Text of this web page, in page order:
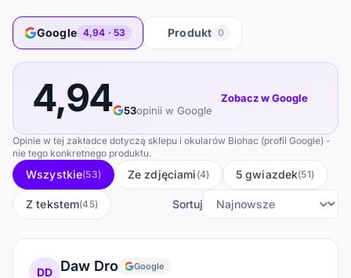
Google 4,94 · 53 Produkt 0
4,94 53opinii w Google
Zobacz w Google
Opinie w tej zakładce dotyczą sklepu i okularów Biohac (profil Google) -
nie tego konkretnego produktu.
Wszystkie(53) Ze zdjęciami (4) 5 gwiazdek(51)
Z tekstem(45) Sortuj
DD Daw Dro Google